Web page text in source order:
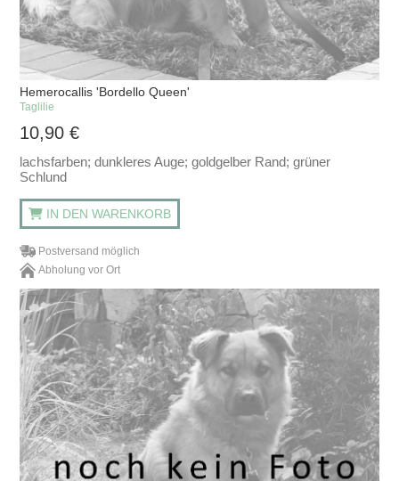
Hemerocallis 'Bordello Queen'
Taglilie
10,90€
lachsfarben; dunkleres Auge; goldgelber Rand; grüner
Schlund
IN DEN WARENKORB
Postversand möglich
Abholung vor Ort